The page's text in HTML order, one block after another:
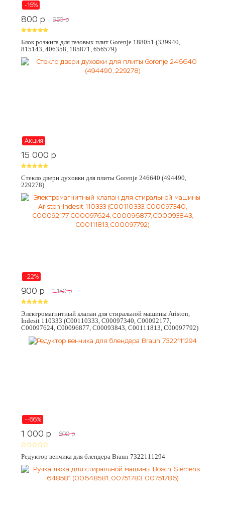
-16%
800 p 950 p
Блок розжига для газовых плит Gorenje 188051 (339940,
815143, 406358, 185871, 656579)
Акция
15 000 p
Стекло двери духовки для плиты Gorenje 246640 (494490,
229278)
-22%
900 p 1 150 p
Электромагнитный клапан для стиральной машины Ariston,
Indesit 110333 (C00110333, C00097340, C00092177,
C00097624, C00096877, C00093843, C00111813, C00097792)
--66%
1 000 p 600 p
Редуктор венчика для блендера Braun 7322111294